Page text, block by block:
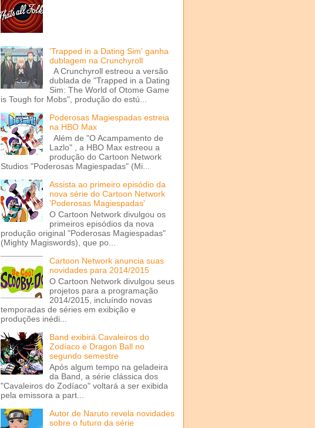
'Trapped in a Dating Sim' ganha
dublagem na Crunchyroll
A Crunchyroll estreou a versão
dublada de "Trapped in a Dating
Sim: The World of Otome Game
is Tough for Mobs", produção do estú...
Poderosas Magiespadas estreia
na HBO Max
Além de "O Acampamento de
Lazlo" , a HBO Max estreou a
produção do Cartoon Network
Studios "Poderosas Magiespadas" (Mi...
Assista ao primeiro episódio da
nova série do Cartoon Network
'Poderosas Magiespadas'
O Cartoon Network divulgou os
primeiros episódios da nova
produção original "Poderosas Magiespadas"
(Mighty Magiswords), que po...
Cartoon Network anuncia suas
novidades para 2014/2015
O Cartoon Network divulgou seus
projetos para a programação
2014/2015, incluíndo novas
temporadas de séries em exibição e
produções inédi...
Band exibirá Cavaleiros do
Zodíaco e Dragon Ball no
segundo semestre
Após algum tempo na geladeira
da Band, a série clássica dos
"Cavaleiros do Zodíaco" voltará a ser exibida
pela emissora a part...
Autor de Naruto revela novidades
sobre o futuro da série